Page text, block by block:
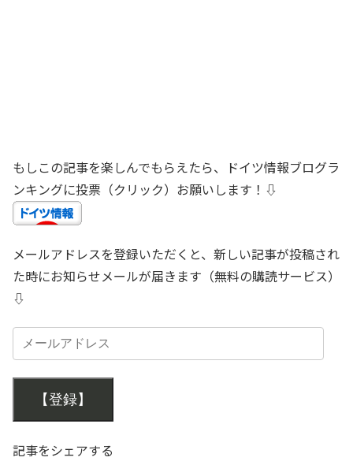
もしこの記事を楽しんでもらえたら、ドイツ情報ブログラ
ンキングに投票（クリック）お願いします！⇩
メールアドレスを登録いただくと、新しい記事が投稿され
た時にお知らせメールが届きます（無料の購読サービス）
⇩
【登録】
記事をシェアする